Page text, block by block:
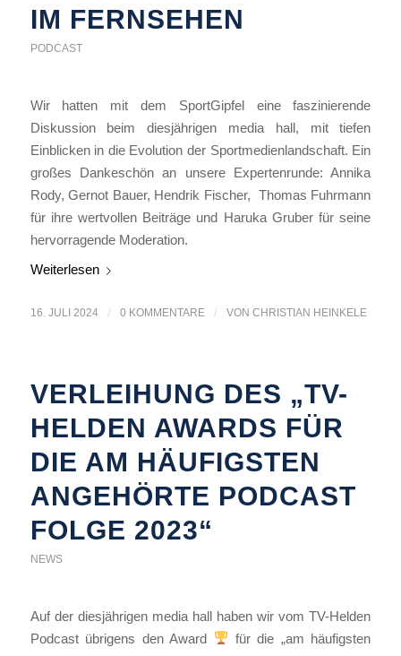
IM FERNSEHEN
PODCAST
Wir hatten mit dem SportGipfel eine faszinierende
Diskussion beim diesjährigen media hall, mit tiefen
Einblicken in die Evolution der Sportmedienlandschaft. Ein
großes Dankeschön an unsere Expertenrunde: Annika
Rody, Gernot Bauer, Hendrik Fischer, Thomas Fuhrmann
für ihre wertvollen Beiträge und Haruka Gruber für seine
hervorragende Moderation.
Weiterlesen
16. JULI 2024 / 0 KOMMENTARE / VON CHRISTIAN HEINKELE
VERLEIHUNG DES „TV-
HELDEN AWARDS FÜR
DIE AM HÄUFIGSTEN
ANGEHÖRTE PODCAST
FOLGE 2023“
NEWS
Auf der diesjährigen media hall haben wir vom TV-Helden
Podcast übrigens den Award
für die „am häufigsten